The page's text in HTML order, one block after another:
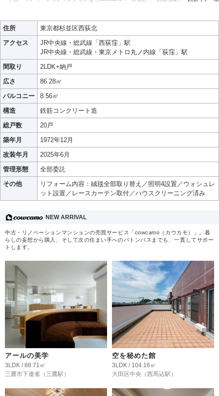
住所
東京都杉並区西荻北
アクセス
JR中央線・総武線「西荻窪」駅
JR中央線・総武線・東京メトロ丸ノ内線「荻窪」駅
間取り
2LDK+納戸
広さ
86.28㎡
バルコニー
8.56㎡
構造
鉄筋コンクリート造
総戸数
20戸
築年月
1972年12月
改装年月
2025年6月
管理形態
全部委託
その他
リフォーム内容：絨毯全部取り替え／照明4設置／ウォシュレ
ット設置／レースカーテン取付／ハウスクリーニング済み
NEW ARRIVAL
中古・リノベーションマンションの売買サービス「cowcamo（カウカモ）」。暮
らしの妄想から購入、そして次の住まい手へのバトンパスまでも、一貫してサポー
トします。
アールの美学
3LDK / 88.71㎡
三鷹市下連雀 （三鷹駅）
空を秘めた館
3LDK / 104.16㎡
大田区中央 （西馬込駅）